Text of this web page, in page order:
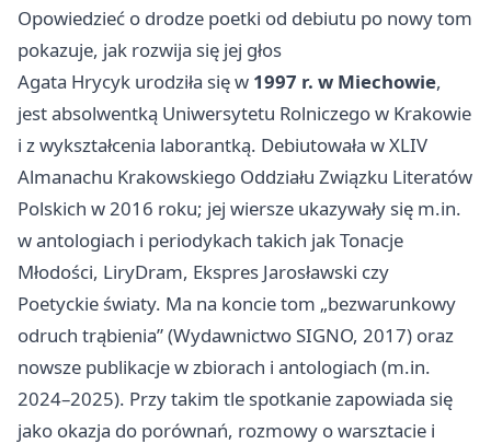
Opowiedzieć o drodze poetki od debiutu po nowy tom
pokazuje, jak rozwija się jej głos
Agata Hrycyk urodziła się w 1997 r. w Miechowie,
jest absolwentką Uniwersytetu Rolniczego w Krakowie
i z wykształcenia laborantką. Debiutowała w XLIV
Almanachu Krakowskiego Oddziału Związku Literatów
Polskich w 2016 roku; jej wiersze ukazywały się m.in.
w antologiach i periodykach takich jak Tonacje
Młodości, LiryDram, Ekspres Jarosławski czy
Poetyckie światy. Ma na koncie tom „bezwarunkowy
odruch trąbienia” (Wydawnictwo SIGNO, 2017) oraz
nowsze publikacje w zbiorach i antologiach (m.in.
2024–2025). Przy takim tle spotkanie zapowiada się
jako okazja do porównań, rozmowy o warsztacie i